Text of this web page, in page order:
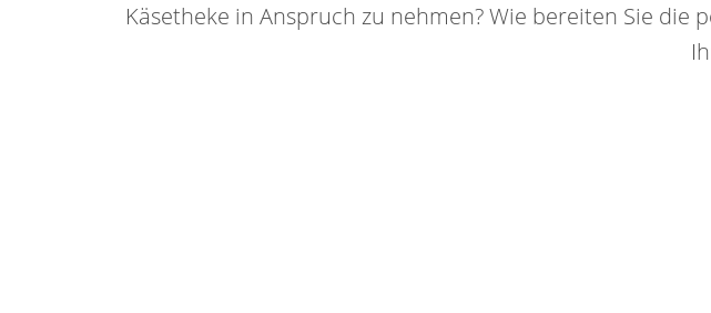
Käsetheke in Anspruch zu nehmen? Wie bereiten Sie